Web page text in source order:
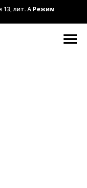
13, лит. А Режим